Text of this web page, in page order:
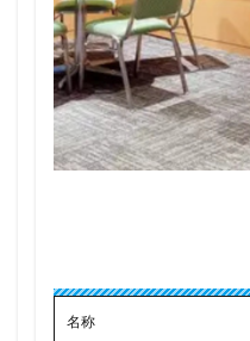
名称